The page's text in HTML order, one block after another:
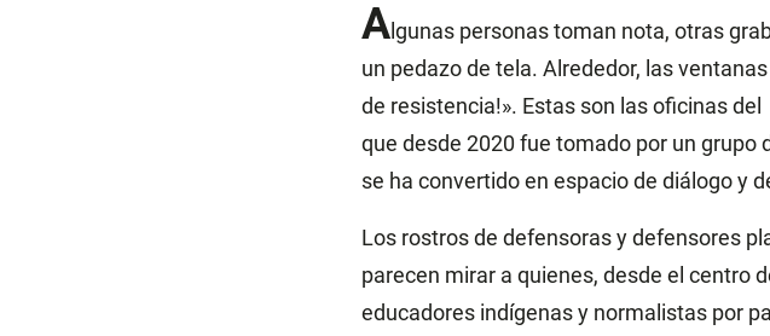
Algunas personas toman nota, otras
un pedazo de tela. Alrededor, las
de resistencia!». Estas son las oficinas
que desde 2020 fue tomado por un grupo
se ha convertido en espacio de diálogo y
Los rostros de defensoras y defensores
parecen mirar a quienes, desde el centro
educadores indígenas y normalistas por